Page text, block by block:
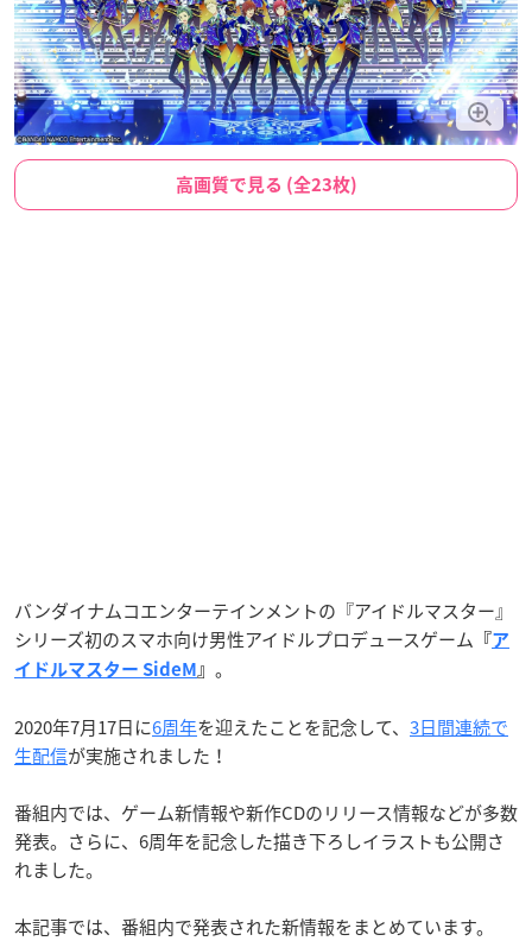
高画質で見る (全23枚)
バンダイナムコエンターテインメントの『アイドルマスター』
シリーズ初のスマホ向け男性アイドルプロデュースゲーム 『ア
イドルマスター SideM 』 。
2020年7月17日に6周年を迎えたことを記念して、 3日間連続で
生配信が実施されました！
番組内では、ゲーム新情報や新作CDのリリース情報などが多数
発表。さらに、6周年を記念した描き下ろしイラストも公開さ
れました。
本記事では、番組内で発表された新情報をまとめています。